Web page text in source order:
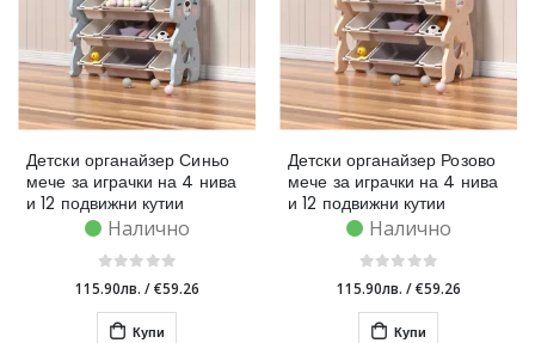
Детски органайзер Синьо
мече за играчки на 4 нива
и 12 подвижни кутии
Налично
115.90лв. /€59.26
Купи
Детски органайзер Розово
мече за играчки на 4 нива
и 12 подвижни кутии
Налично
115.90лв. /€59.26
Купи